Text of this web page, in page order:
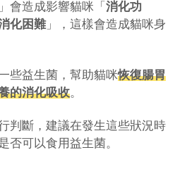
」會造成影響貓咪「 消化功
化困難」，這樣會造成貓咪身
些益生菌，幫助貓咪恢復腸胃
的消化吸收。
判斷，建議在發生這些狀況時
否可以食用益生菌。